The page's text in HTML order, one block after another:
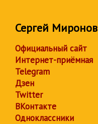
Сергей Миронов
Официальный сайт
Интернет-приёмная
Telegram
Дзен
Twitter
ВКонтакте
Одноклассники